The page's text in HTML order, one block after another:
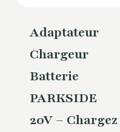
Adaptateur
Chargeur
Batterie
PARKSIDE
20V – Chargez